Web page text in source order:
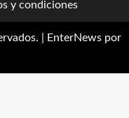
y condiciones
EnterNews por